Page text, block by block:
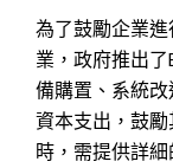
為了鼓勵企業
業，政府推出
備購置、系統
資本支出，鼓
時，需提供詳